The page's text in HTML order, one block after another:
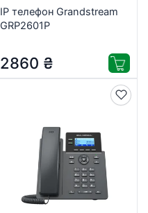
IP телефон Grandstream
GRP2601P
2860 ₴